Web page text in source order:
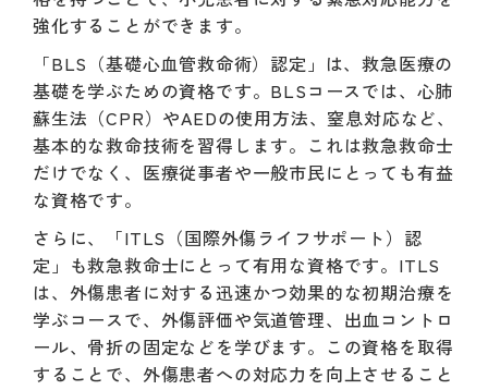
強化することができます。
「BLS（基礎心血管救命術）認定」は、救急医療の
基礎を学ぶための資格です。BLSコースでは、心肺
蘇生法（CPR）やAEDの使用方法、窒息対応など、
基本的な救命技術を習得します。これは救急救命士
だけでなく、医療従事者や一般市民にとっても有益
な資格です。
さらに、「ITLS（国際外傷ライフサポート）認
定」も救急救命士にとって有用な資格です。ITLS
は、外傷患者に対する迅速かつ効果的な初期治療を
学ぶコースで、外傷評価や気道管理、出血コントロ
ール、骨折の固定などを学びます。この資格を取得
することで、外傷患者への対応力を向上させること